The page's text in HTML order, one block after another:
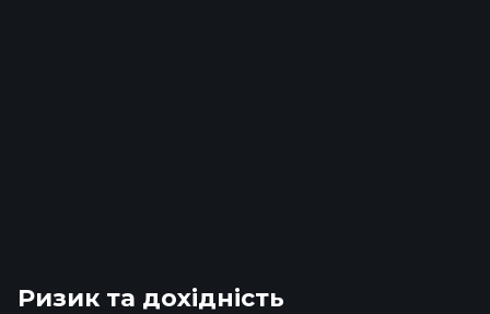
Ризик та дохідність